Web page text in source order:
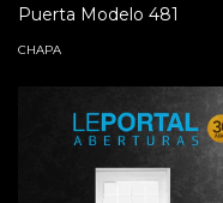
Puerta Modelo 481
CHAPA